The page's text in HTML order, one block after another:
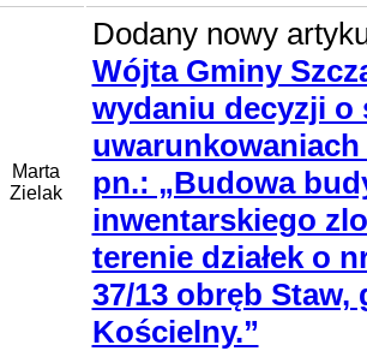
Marta
Zielak
Dodany nowy
Wójta Gminy
wydaniu decyzji
pn.: „Budowa
inwentarskiego
terenie działek o
37/13 obręb Staw,
Kościelny.”